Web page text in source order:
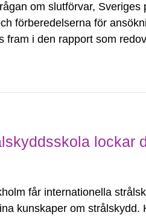
om slutförvar,
förberedelserna för
fram i den rapport som
lockar
får internationella
kunskaper om strålskydd.